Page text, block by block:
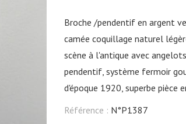
Broche /pendentif en argent
camée coquillage naturel
scène à l'antique avec
pendentif, système fermoir
d'époque 1920, superbe pièce
Référence : N°P1387